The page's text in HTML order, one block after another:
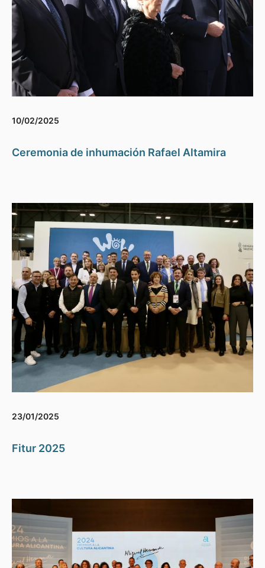
10/02/2025
Ceremonia de inhumación Rafael Altamira
23/01/2025
Fitur 2025